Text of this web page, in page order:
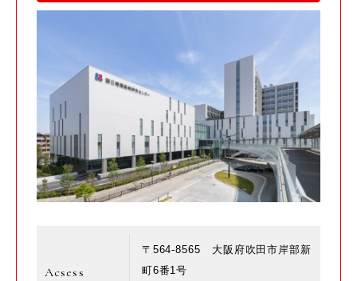
Acsess
〒564-8565 大阪府吹田市岸部新
町6番1号